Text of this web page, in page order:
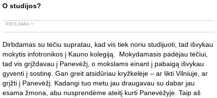
O studijos?
Dirbdamas su tėčiu supratau, kad vis tiek noriu studijuoti, tad išvykau
mokytis infotronikos į Kauno kolegiją. Mokydamasis padėjau tėčiui,
tad vis grįždavau į Panevėžį, o mokslams einant į pabaigą išvykau
gyventi į sostinę. Gan greit atsidūriau kryžkelėje – ar likti Vilniuje, ar
grįžti į Panevėžį. Kadangi tuo metu jau draugavau su dabar jau
esama žmona, abu nusprendėme ateitį kurti Panevėžyje. Taip aš